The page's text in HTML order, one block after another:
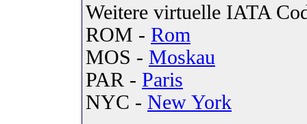
Weitere virtuelle IATA
ROM - Rom
MOS - Moskau
PAR - Paris
NYC - New York